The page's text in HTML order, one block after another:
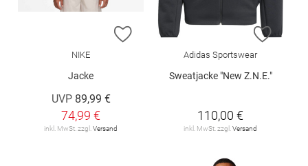
ZUR WUNSCHLISTE HINZUFÜGEN
NIKE
Jacke
UVP 89,99 €
74,99 €
inkl. MwSt. zzgl. Versand
ZUR
Adidas Sportswear
Sweatjacke "New Z.N.E."
110,00 €
inkl. MwSt. zzgl. Versand